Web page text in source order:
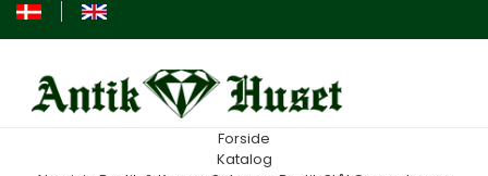
Forside
Katalog